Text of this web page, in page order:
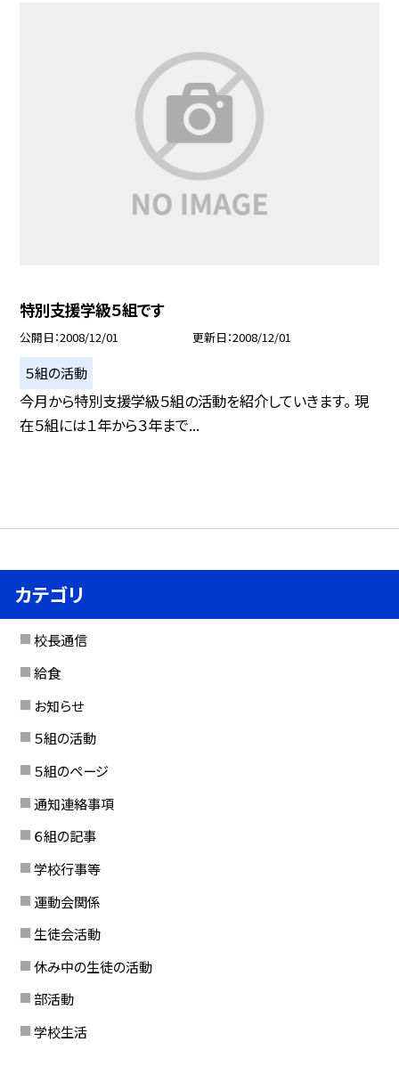
特別支援学級５組です
公開日 2008/12/01 更新日 2008/12/01
５組の活動
今月から特別支援学級５組の活動を紹介していきます。 現
在５組には１年から３年まで...
カテゴリ
校長通信
給食
お知らせ
５組の活動
５組のページ
通知連絡事項
６組の記事
学校行事等
運動会関係
生徒会活動
休み中の生徒の活動
部活動
学校生活